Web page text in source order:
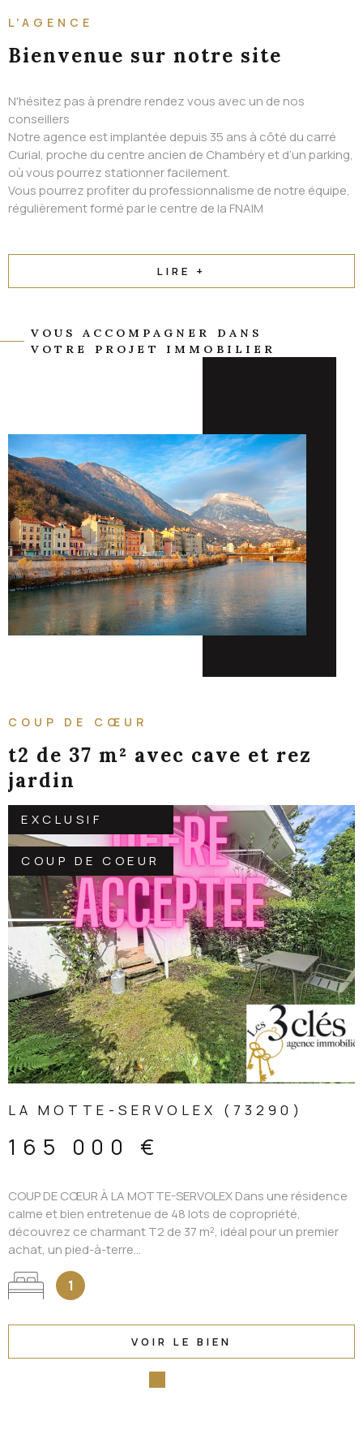
L'AGENCE
Bienvenue sur notre site
N'hésitez pas à prendre rendez vous avec un de nos
conseillers
Notre agence est implantée depuis 35 ans à côté du carré
Curial, proche du centre ancien de Chambéry et d’un parking,
où vous pourrez stationner facilement.
Vous pourrez profiter du professionnalisme de notre équipe,
régulièrement formé par le centre de la FNAIM
LIRE +
VOUS ACCOMPAGNER DANS
VOTRE PROJET IMMOBILIER
COUP DE CŒUR
t2 de 37 m² avec cave et rez
jardin
EXCLUSIF
COUP DE COEUR
LA MOTTE-SERVOLEX (73290)
165 000 €
COUP DE CŒUR À LA MOTTE-SERVOLEX Dans une résidence
calme et bien entretenue de 48 lots de copropriété,
découvrez ce charmant T2 de 37 m², idéal pour un premier
achat, un pied-à-terre...
1
VOIR LE BIEN